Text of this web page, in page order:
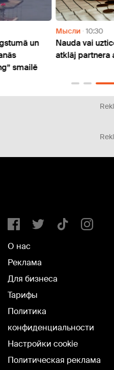
10:30
Nauda vai
atklāj partnera algas
О нас
Реклама
Для бизнеса
Тарифы
Политика
конфиденциальности
Настройки cookie
Политическая реклама